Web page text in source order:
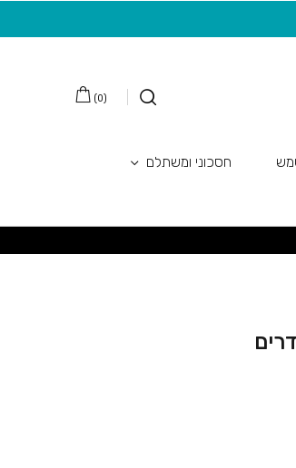
(
0
)
חסכוני ומשתלם